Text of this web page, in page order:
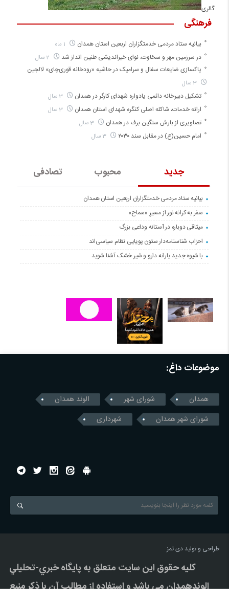
گالری
جدید محبوب تصادفی
بیانیه ستاد مردمی خدمتگزاران اربعین استان همدان
سفر به کرانه‌ نور از مسیرِ «سماح»
میثاقی دوباره در آستانه‌ وداعی بزرگ
احزاب شناسنامه‌دار ستون پویایی نظام سیاسی‌اند
با شیوه جدید یارانه دارو و شیر خشک آشنا شوید
فرهنگی
بیانیه ستاد مردمی خدمتگزاران اربعین استان همدان
در سرزمین مهر و سخاوت، نوای خیراندیشی طنین انداز شد
پاکسازی ضایعات سفال و سرامیک در حاشیه «رودخانه قوری‌چای» لالجین
3 سال
تشکیل دبیرخانه دائمی یادواره شهدای کارگر در همدان 3 سال
ارائه خدمات، شاکله اصلی کنگره شهدای استان همدان 3 سال
تصاویری از بارش سنگین برف در همدان 3 سال
امام حسین(ع) در مقابل سند ۲۰۳۰ 3 سال
موضوعات داغ:
همدان شورای شهر
الوند همدان
شورای شهر همدان
شهرداری
طراحی و تولیددی تمز
کليه حقوق اين سايت متعلق به پایگاه خبري-تحليلي
الوندهمدان مي باشد و استفاده از مطالب آن با ذکر منبع